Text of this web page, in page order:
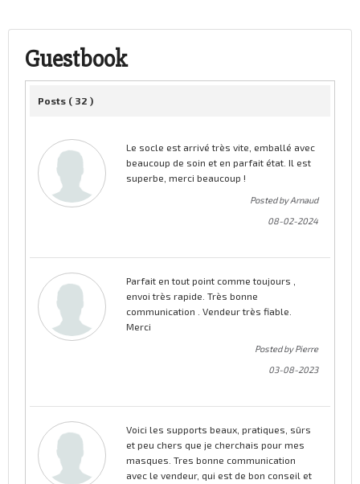
Guestbook
Posts ( 32 )
Le socle est arrivé très vite, emballé avec
beaucoup de soin et en parfait état. Il est
superbe, merci beaucoup !
Posted by Arnaud
08-02-2024
Parfait en tout point comme toujours ,
envoi très rapide. Très bonne
communication . Vendeur très fiable.
Merci
Posted by Pierre
03-08-2023
Voici les supports beaux, pratiques, sûrs
et peu chers que je cherchais pour mes
masques. Tres bonne communication
avec le vendeur, qui est de bon conseil et